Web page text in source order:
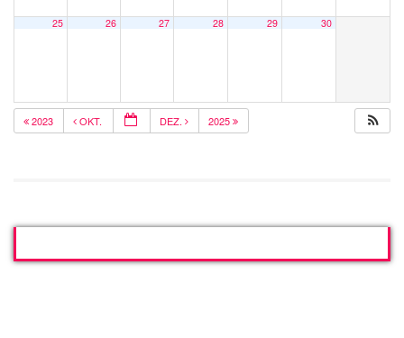
25 26 27 28 29 30
2023 OKT. DEZ. 2025